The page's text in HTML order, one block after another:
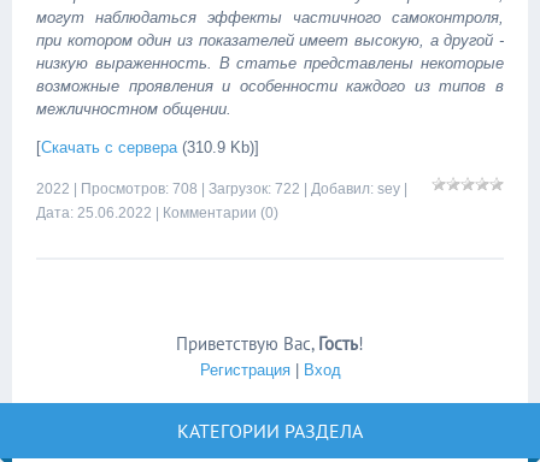
могут наблюдаться эффекты частичного самоконтроля,
при котором один из показателей имеет высокую, а другой -
низкую выраженность. В статье представлены некоторые
возможные проявления и особенности каждого из типов в
межличностном общении.
[Скачать с сервера(310.9 Kb)]
2022 | Просмотров: 708 | Загрузок: 722 | Добавил: sey
Дата: 25.06.2022 Комментарии (0)
Приветствую Вас, Гость!
Регистрация| Вход
КАТЕГОРИИ РАЗДЕЛА